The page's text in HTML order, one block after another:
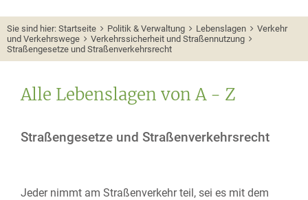
Sie sind hier: Startseite Politik & Verwaltung Lebenslagen
Verkehr
und Verkehrswege
Verkehrssicherheit und Straßennutzung
Straßengesetze und Straßenverkehrsrecht
Alle Lebenslagen von A - Z
Straßengesetze und Straßenverkehrsrecht
Jeder nimmt am Straßenverkehr teil, sei es mit dem